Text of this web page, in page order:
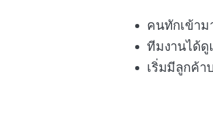
คนทักเข้าม
ทีมงานได้ดู
เริ่มมีลูกค้า